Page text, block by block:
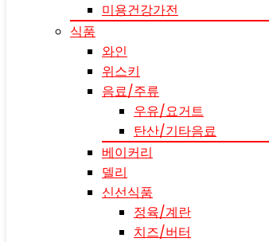
미용건강가전
식품
와인
위스키
음료/주류
우유/요거트
탄산/기타음료
베이커리
델리
신선식품
정육/계란
치즈/버터